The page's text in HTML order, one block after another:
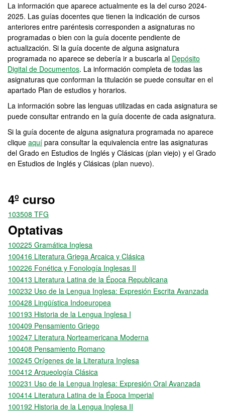
La información que aparece actualmente es la del curso 2024-
2025. Las guías docentes que tienen la indicación de cursos
anteriores entre paréntesis corresponden a asignaturas no
programadas o bien con la guía docente pendiente de
actualización. Si la guía docente de alguna asignatura
programada no aparece se debería ir a buscarla al Depósito
Digital de Documentos. La información completa de todas las
asignaturas que conforman la titulación se puede consultar en el
apartado Plan de estudios y horarios.
La información sobre las lenguas utilizadas en cada asignatura se
puede consultar entrando en la guía docente de cada asignatura.
Si la guía docente de alguna asignatura programada no aparece
clique aquí para consultar la equivalencia entre las asignaturas
del Grado en Estudios de Inglés y Clásicas (plan viejo) y el Grado
en Estudios de Inglés y Clásicas (plan nuevo).
4º curso
103508 TFG
Optativas
100225 Gramática Inglesa
100416 Literatura Griega Arcaica y Clásica
100226 Fonética y Fonología Inglesas II
100413 Literatura Latina de la Época Republicana
100232 Uso de la Lengua Inglesa: Expresión Escrita Avanzada
100428 Lingüística Indoeuropea
100193 Historia de la Lengua Inglesa I
100409 Pensamiento Griego
100247 Literatura Norteamericana Moderna
100408 Pensamiento Romano
100245 Orígenes de la Literatura Inglesa
100412 Arqueología Clásica
100231 Uso de la Lengua Inglesa: Expresión Oral Avanzada
100414 Literatura Latina de la Época Imperial
100192 Historia de la Lengua Inglesa II